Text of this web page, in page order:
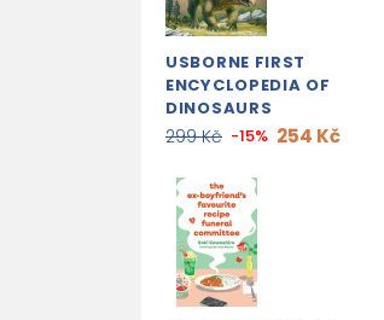
USBORNE FIRST
ENCYCLOPEDIA OF
DINOSAURS
299 Kč -15% 254 Kč